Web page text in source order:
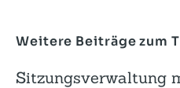
Weitere Beiträge zum
Sitzungsverwaltung